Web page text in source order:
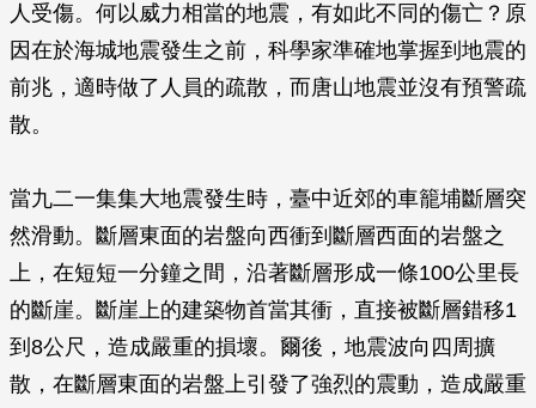
人受傷。何以威力相當的地震，有如此不同的傷亡？原
因在於海城地震發生之前，科學家準確地掌握到地震的
前兆，適時做了人員的疏散，而唐山地震並沒有預警疏
散。
當九二一集集大地震發生時，臺中近郊的車籠埔斷層突
然滑動。斷層東面的岩盤向西衝到斷層西面的岩盤之
上，在短短一分鐘之間，沿著斷層形成一條100公里長
的斷崖。斷崖上的建築物首當其衝，直接被斷層錯移1
到8公尺，造成嚴重的損壞。爾後，地震波向四周擴
散，在斷層東面的岩盤上引發了強烈的震動，造成嚴重